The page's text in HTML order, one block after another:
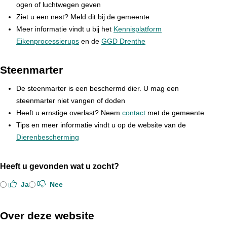
ogen of luchtwegen geven
Ziet u een nest? Meld dit bij de gemeente
Meer informatie vindt u bij het Kennisplatform
Eikenprocessierups en de GGD Drenthe
Steenmarter
De steenmarter is een beschermd dier. U mag een
steenmarter niet vangen of doden
Heeft u ernstige overlast? Neem contact met de gemeente
Tips en meer informatie vindt u op de website van de
Dierenbescherming
Heeft u gevonden wat u zocht?
Ja Nee
Over deze website